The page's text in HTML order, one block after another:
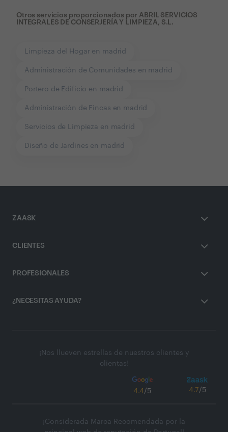
Otros servicios proporcionados por ABRIL SERVICIOS
INTEGRALES DE CONSERJERÍA Y LIMPIEZA, S.L.
Limpieza del Hogar en madrid
Administración de Comunidades en madrid
Portero de Edificio en madrid
Administración de Fincas en madrid
Servicios de Limpieza en madrid
Diseño de Jardines en madrid
ZAASK
CLIENTES
PROFESIONALES
¿NECESITAS AYUDA?
¡Nos llueven estrellas de nuestros clientes y
clientas!
4.4/5 4.7/5
¡Considerada Marca Recomendada por la